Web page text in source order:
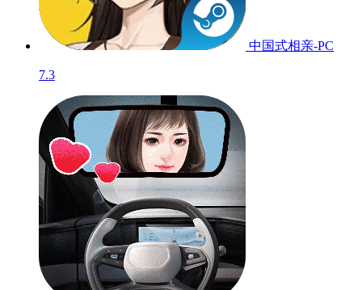
中国式相亲-PC
7.3